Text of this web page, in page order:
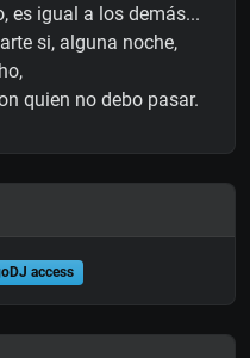
es igual a los demás...
si, alguna noche,
quien no debo pasar.
access